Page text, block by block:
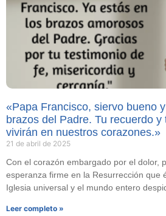
«Papa Francisco, siervo bueno
brazos del Padre. Tu recuerdo
vivirán en nuestros corazones.»
21 de abril de 2025
Con el corazón embargado por el dolor,
esperanza firme en la Resurrección que
Iglesia universal y el mundo entero
Leer completo »